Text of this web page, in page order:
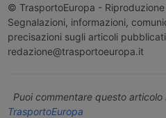
© TrasportoEuropa -
Segnalazioni, informazioni,
precisazioni sugli articoli
redazione@trasportoeuropa.it
Puoi commentare questo articolo
TrasportoEuropa